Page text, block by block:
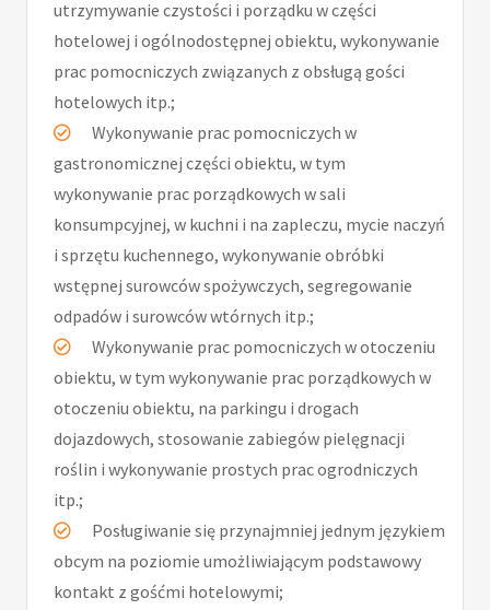
utrzymywanie czystości i porządku w części
hotelowej i ogólnodostępnej obiektu, wykonywanie
prac pomocniczych związanych z obsługą gości
hotelowych itp.;
Wykonywanie prac pomocniczych w
gastronomicznej części obiektu, w tym
wykonywanie prac porządkowych w sali
konsumpcyjnej, w kuchni i na zapleczu, mycie naczyń
i sprzętu kuchennego, wykonywanie obróbki
wstępnej surowców spożywczych, segregowanie
odpadów i surowców wtórnych itp.;
Wykonywanie prac pomocniczych w otoczeniu
obiektu, w tym wykonywanie prac porządkowych w
otoczeniu obiektu, na parkingu i drogach
dojazdowych, stosowanie zabiegów pielęgnacji
roślin i wykonywanie prostych prac ogrodniczych
itp.;
Posługiwanie się przynajmniej jednym językiem
obcym na poziomie umożliwiającym podstawowy
kontakt z gośćmi hotelowymi;